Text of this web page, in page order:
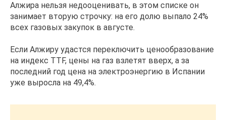
Алжира нельзя недооценивать, в этом списке он
занимает вторую строчку: на его долю выпало 24%
всех газовых закупок в августе.
Если Алжиру удастся переключить ценообразование
на индекс TTF, цены на газ взлетят вверх, а за
последний год цена на электроэнергию в Испании
уже выросла на 49,4%.